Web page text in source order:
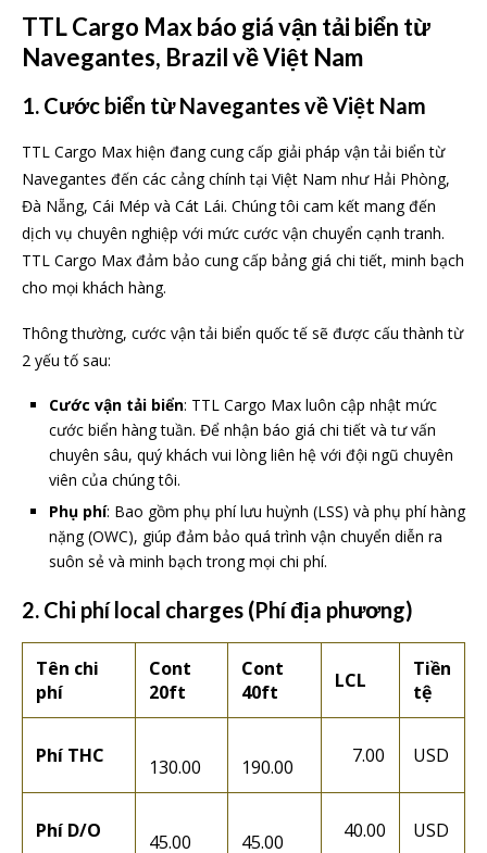
TTL Cargo Max báo giá vận tải biển từ
Navegantes, Brazil về Việt Nam
1. Cước biển từ Navegantes về Việt Nam
TTL Cargo Max hiện đang cung cấp giải pháp vận tải biển từ
Navegantes đến các cảng chính tại Việt Nam như Hải Phòng,
Đà Nẵng, Cái Mép và Cát Lái. Chúng tôi cam kết mang đến
dịch vụ chuyên nghiệp với mức cước vận chuyển cạnh tranh.
TTL Cargo Max đảm bảo cung cấp bảng giá chi tiết, minh bạch
cho mọi khách hàng.
Thông thường, cước vận tải biển quốc tế sẽ được cấu thành từ
2 yếu tố sau:
Cước vận tải biển: TTL Cargo Max luôn cập nhật mức
cước biển hàng tuần. Để nhận báo giá chi tiết và tư vấn
chuyên sâu, quý khách vui lòng liên hệ với đội ngũ chuyên
viên của chúng tôi.
Phụ phí: Bao gồm phụ phí lưu huỳnh (LSS) và phụ phí hàng
nặng (OWC), giúp đảm bảo quá trình vận chuyển diễn ra
suôn sẻ và minh bạch trong mọi chi phí.
2. Chi phí local charges (Phí địa phương)
Tên chi
phí
Cont
20ft
Cont
40ft
LCL
Tiền
tệ
Phí THC 130.00 190.00 7.00 USD
Phí D/O 45.00 45.00 40.00 USD